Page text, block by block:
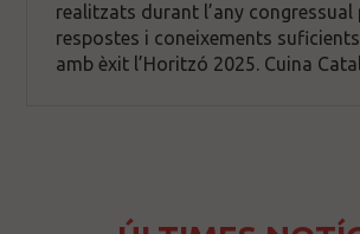
realitzats durant l’any congressual
respostes i coneixements
amb èxit l’Horitzó 2025. Cuina